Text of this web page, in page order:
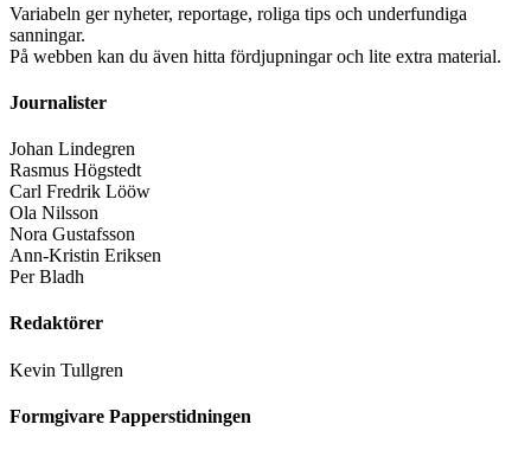
Variabeln ger nyheter, reportage, roliga tips och underfundiga
sanningar.
På webben kan du även hitta fördjupningar och lite extra material.
Journalister
Johan Lindegren
Rasmus Högstedt
Carl Fredrik Lööw
Ola Nilsson
Nora Gustafsson
Ann-Kristin Eriksen
Per Bladh
Redaktörer
Kevin Tullgren
Formgivare Papperstidningen